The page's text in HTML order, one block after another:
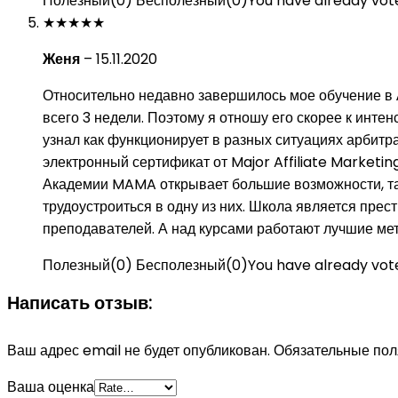
★★★★★
Женя – 15.11.2020
Относительно недавно завершилось мое обучение
всего 3 недели. Поэтому я отношу его скорее к
узнал как функционирует в разных ситуациях
электронный сертификат от Major Affiliate
Академии MAMA открывает большие возможности,
трудоустроиться в одну из них. Школа является
преподавателей. А над курсами работают лучшие
Полезный(0) Бесполезный(0)You have already
Написать отзыв:
Ваш адрес email не будет опубликован. Обязательные
Ваша оценка